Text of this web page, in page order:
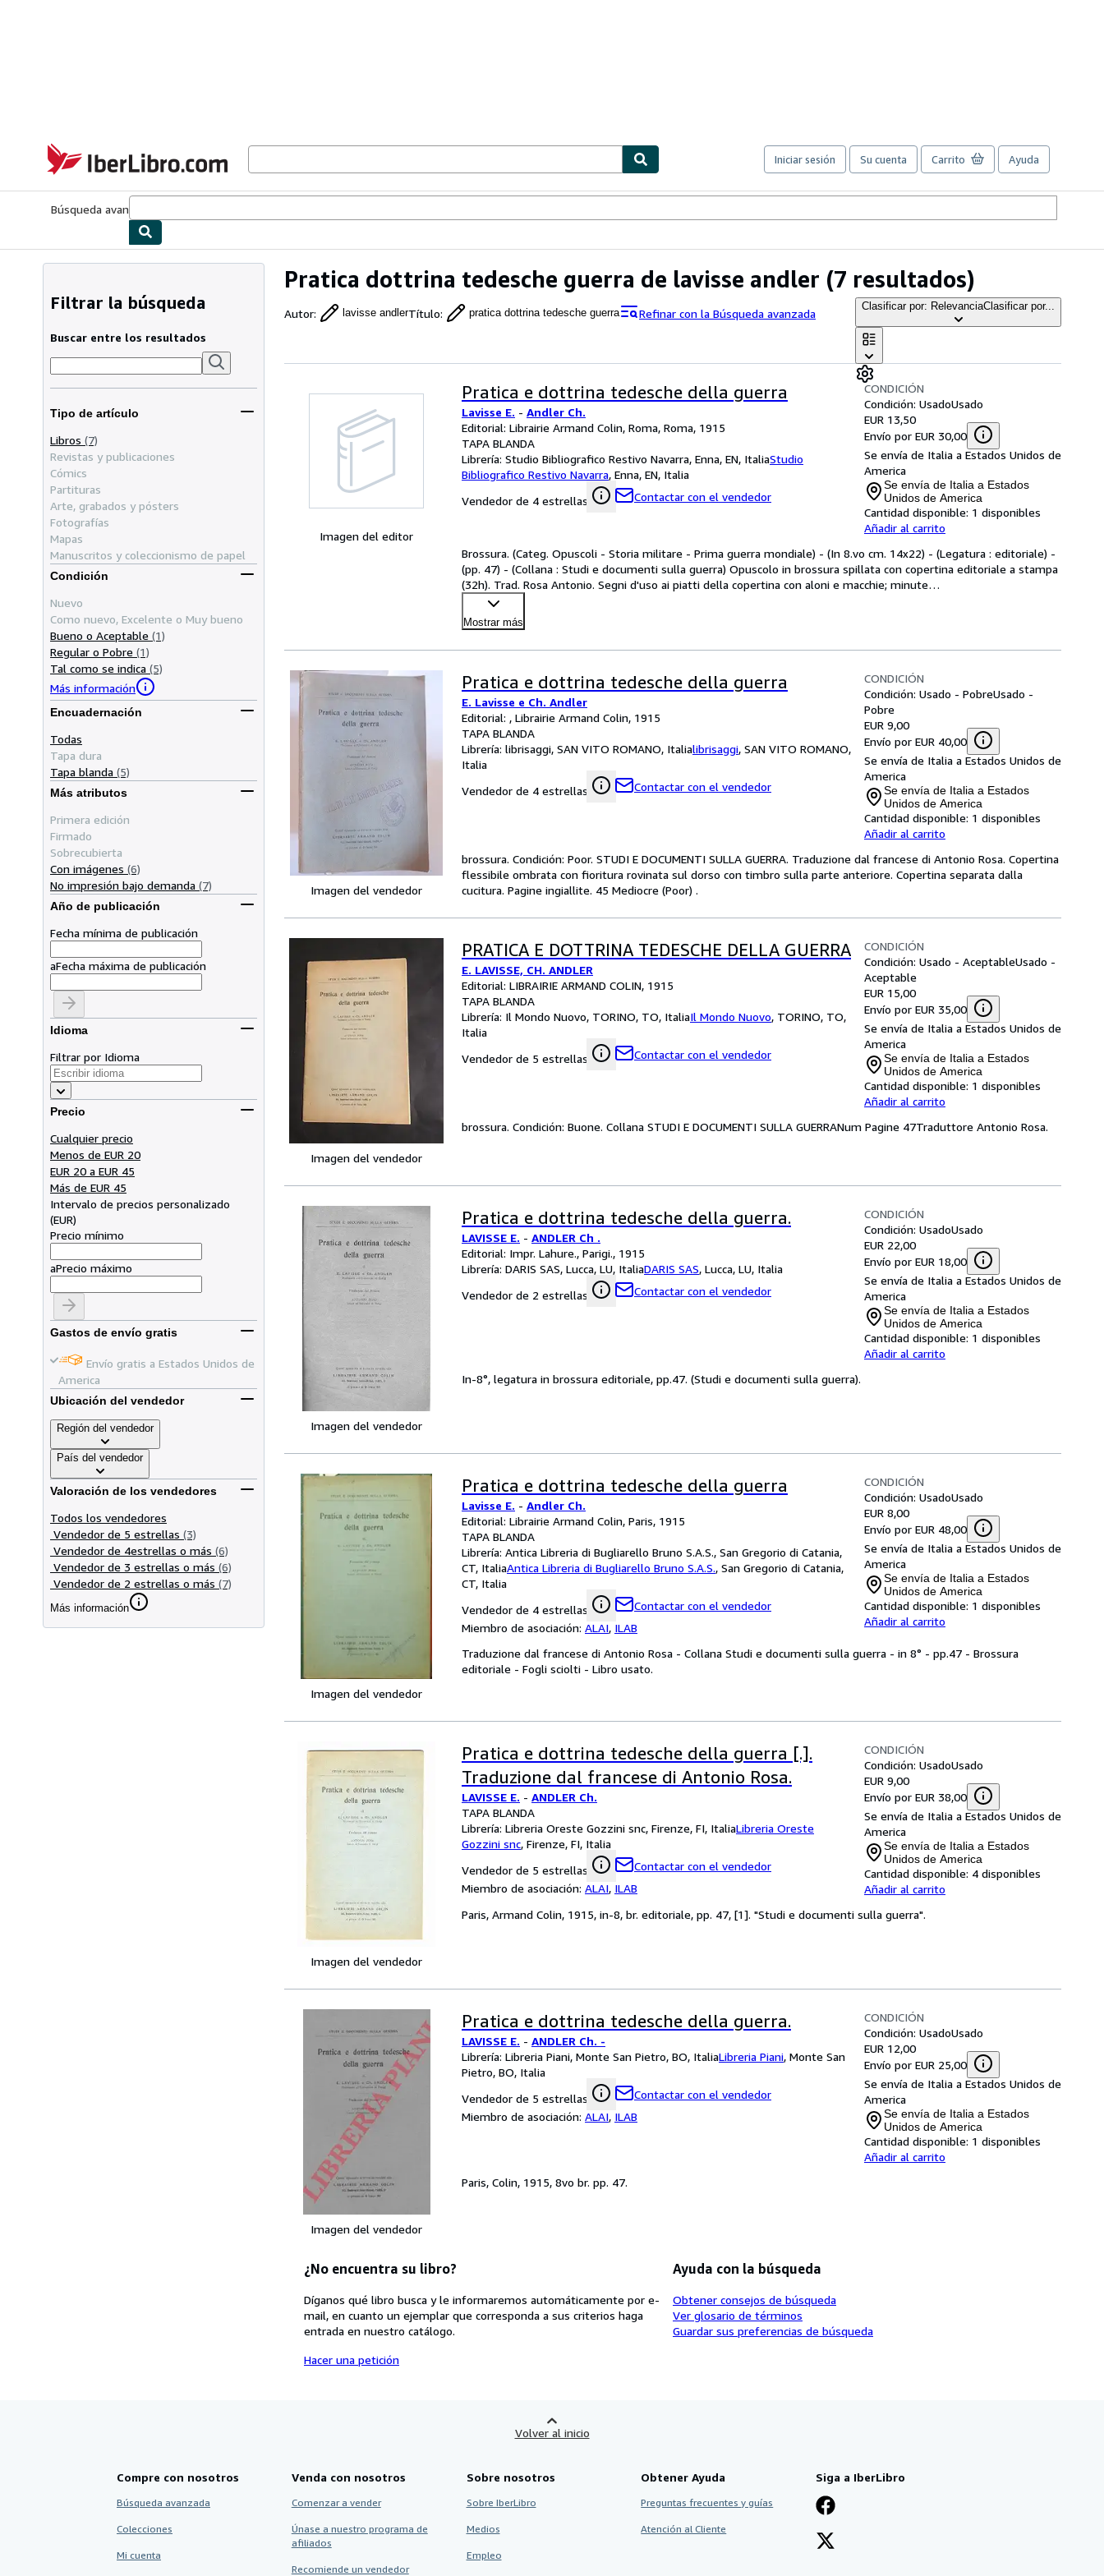
IberLibro.com
Iniciar sesión Su cuenta Carrito Ayuda
Búsqueda avanzada
Pratica dottrina tedesche guerra de lavisse andler (7 resultados)
Autor: lavisse andlerTítulo: pratica dottrina tedesche guerra Refinar con la Búsqueda avanzada Clasificar por: RelevanciaClasificar por...
Filtrar la búsqueda
Buscar entre los resultados
Tipo de artículo
Libros (7)
Revistas y publicaciones
Cómics
Partituras
Arte, grabados y pósters
Fotografías
Mapas
Manuscritos y coleccionismo de papel
Condición
Nuevo
Como nuevo, Excelente o Muy bueno
Bueno o Aceptable (1)
Regular o Pobre (1)
Tal como se indica (5)
Más información
Encuadernación
Todas
Tapa dura
Tapa blanda (5)
Más atributos
Primera edición
Firmado
Sobrecubierta
Con imágenes (6)
No impresión bajo demanda (7)
Año de publicación
Fecha mínima de publicación
aFecha máxima de publicación
Idioma
Filtrar por Idioma
Precio
Cualquier precio
Menos de EUR 20
EUR 20 a EUR 45
Más de EUR 45
Intervalo de precios personalizado
(EUR)
Precio mínimo
aPrecio máximo
Gastos de envío gratis
Envío gratis a Estados Unidos de
America
Ubicación del vendedor
Región del vendedor
País del vendedor
Valoración de los vendedores
Todos los vendedores
Vendedor de 5 estrellas (3)
Vendedor de 4estrellas o más (6)
Vendedor de 3 estrellas o más (6)
Vendedor de 2 estrellas o más (7)
Más información
Imagen del editor
Pratica e dottrina tedesche della guerra
Lavisse E. - Andler Ch.
Editorial: Librairie Armand Colin, Roma, Roma, 1915
TAPA BLANDA
Librería: Studio Bibliografico Restivo Navarra, Enna, EN, ItaliaStudio
Bibliografico Restivo Navarra, Enna, EN, Italia
Vendedor de 4 estrellas
Contactar con el vendedor
CONDICIÓN
Condición: UsadoUsado
EUR 13,50
Envío por EUR 30,00
Se envía de Italia a Estados Unidos de
America
Se envía de Italia a Estados
Unidos de America
Cantidad disponible: 1 disponibles
Añadir al carrito
Brossura. (Categ. Opuscoli - Storia militare - Prima guerra mondiale) - (In 8.vo cm. 14x22) - (Legatura : editoriale) -
(pp. 47) - (Collana : Studi e documenti sulla guerra) Opuscolo in brossura spillata con copertina editoriale a stampa
(32h). Trad. Rosa Antonio. Segni d'uso ai piatti della copertina con aloni e macchie; minute…
Mostrar más
Imagen del vendedor
Pratica e dottrina tedesche della guerra
E. Lavisse e Ch. Andler
Editorial: , Librairie Armand Colin, 1915
TAPA BLANDA
Librería: librisaggi, SAN VITO ROMANO, Italialibrisaggi, SAN VITO ROMANO,
Italia
Vendedor de 4 estrellas
Contactar con el vendedor
CONDICIÓN
Condición: Usado - PobreUsado -
Pobre
EUR 9,00
Envío por EUR 40,00
Se envía de Italia a Estados Unidos de
America
Se envía de Italia a Estados
Unidos de America
Cantidad disponible: 1 disponibles
Añadir al carrito
brossura. Condición: Poor. STUDI E DOCUMENTI SULLA GUERRA. Traduzione dal francese di Antonio Rosa. Copertina
flessibile ombrata con fioritura rovinata sul dorso con timbro sulla parte anteriore. Copertina separata dalla
cucitura. Pagine ingiallite. 45 Mediocre (Poor) .
Imagen del vendedor
PRATICA E DOTTRINA TEDESCHE DELLA GUERRA
E. LAVISSE, CH. ANDLER
Editorial: LIBRAIRIE ARMAND COLIN, 1915
TAPA BLANDA
Librería: Il Mondo Nuovo, TORINO, TO, ItaliaIl Mondo Nuovo, TORINO, TO,
Italia
Vendedor de 5 estrellas
Contactar con el vendedor
CONDICIÓN
Condición: Usado - AceptableUsado -
Aceptable
EUR 15,00
Envío por EUR 35,00
Se envía de Italia a Estados Unidos de
America
Se envía de Italia a Estados
Unidos de America
Cantidad disponible: 1 disponibles
Añadir al carrito
brossura. Condición: Buone. Collana STUDI E DOCUMENTI SULLA GUERRANum Pagine 47Traduttore Antonio Rosa.
Imagen del vendedor
Pratica e dottrina tedesche della guerra.
LAVISSE E. - ANDLER Ch .
Editorial: Impr. Lahure., Parigi., 1915
Librería: DARIS SAS, Lucca, LU, ItaliaDARIS SAS, Lucca, LU, Italia
Vendedor de 2 estrellas
Contactar con el vendedor
CONDICIÓN
Condición: UsadoUsado
EUR 22,00
Envío por EUR 18,00
Se envía de Italia a Estados Unidos de
America
Se envía de Italia a Estados
Unidos de America
Cantidad disponible: 1 disponibles
Añadir al carrito
In-8°, legatura in brossura editoriale, pp.47. (Studi e documenti sulla guerra).
Imagen del vendedor
Pratica e dottrina tedesche della guerra
Lavisse E. - Andler Ch.
Editorial: Librairie Armand Colin, Paris, 1915
TAPA BLANDA
Librería: Antica Libreria di Bugliarello Bruno S.A.S., San Gregorio di Catania,
CT, ItaliaAntica Libreria di Bugliarello Bruno S.A.S., San Gregorio di Catania,
CT, Italia
Vendedor de 4 estrellas
Contactar con el vendedor
Miembro de asociación: ALAI, ILAB
CONDICIÓN
Condición: UsadoUsado
EUR 8,00
Envío por EUR 48,00
Se envía de Italia a Estados Unidos de
America
Se envía de Italia a Estados
Unidos de America
Cantidad disponible: 1 disponibles
Añadir al carrito
Traduzione dal francese di Antonio Rosa - Collana Studi e documenti sulla guerra - in 8° - pp.47 - Brossura
editoriale - Fogli sciolti - Libro usato.
Imagen del vendedor
Pratica e dottrina tedesche della guerra [.].
Traduzione dal francese di Antonio Rosa.
LAVISSE E. - ANDLER Ch.
TAPA BLANDA
Librería: Libreria Oreste Gozzini snc, Firenze, FI, ItaliaLibreria Oreste
Gozzini snc, Firenze, FI, Italia
Vendedor de 5 estrellas
Contactar con el vendedor
Miembro de asociación: ALAI, ILAB
CONDICIÓN
Condición: UsadoUsado
EUR 9,00
Envío por EUR 38,00
Se envía de Italia a Estados Unidos de
America
Se envía de Italia a Estados
Unidos de America
Cantidad disponible: 4 disponibles
Añadir al carrito
Paris, Armand Colin, 1915, in-8, br. editoriale, pp. 47, [1]. "Studi e documenti sulla guerra".
Imagen del vendedor
Pratica e dottrina tedesche della guerra.
LAVISSE E. - ANDLER Ch. -
Librería: Libreria Piani, Monte San Pietro, BO, ItaliaLibreria Piani, Monte San
Pietro, BO, Italia
Vendedor de 5 estrellas
Contactar con el vendedor
Miembro de asociación: ALAI, ILAB
CONDICIÓN
Condición: UsadoUsado
EUR 12,00
Envío por EUR 25,00
Se envía de Italia a Estados Unidos de
America
Se envía de Italia a Estados
Unidos de America
Cantidad disponible: 1 disponibles
Añadir al carrito
Paris, Colin, 1915, 8vo br. pp. 47.
¿No encuentra su libro?
Díganos qué libro busca y le informaremos automáticamente por e-
mail, en cuanto un ejemplar que corresponda a sus criterios haga
entrada en nuestro catálogo.
Hacer una petición
Ayuda con la búsqueda
Obtener consejos de búsqueda
Ver glosario de términos
Guardar sus preferencias de búsqueda
Volver al inicio
Compre con nosotros
Búsqueda avanzada
Colecciones
Mi cuenta
Venda con nosotros
Comenzar a vender
Únase a nuestro programa de
afiliados
Recomiende un vendedor
Sobre nosotros
Sobre IberLibro
Medios
Empleo
Obtener Ayuda
Preguntas frecuentes y guías
Atención al Cliente
Siga a IberLibro